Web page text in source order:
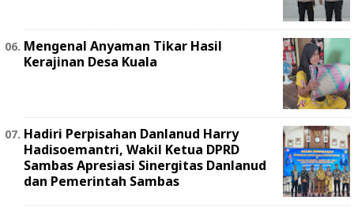
Mengenal Anyaman Tikar Hasil
Kerajinan Desa Kuala
Hadiri Perpisahan Danlanud Harry
Hadisoemantri, Wakil Ketua DPRD
Sambas Apresiasi Sinergitas Danlanud
dan Pemerintah Sambas